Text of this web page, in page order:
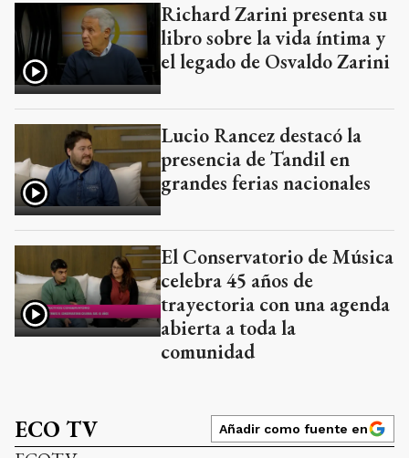
Richard Zarini presenta su
libro sobre la vida íntima y
el legado de Osvaldo Zarini
Lucio Rancez destacó la
presencia de Tandil en
grandes ferias nacionales
El Conservatorio de Música
celebra 45 años de
trayectoria con una agenda
abierta a toda la
comunidad
ECO TV Añadir como fuente en